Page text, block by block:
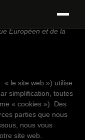
pour la dernière fois le
résidents
Européen et de la
« le site web ») utilise
simplification, toutes
« cookies »). Des
parties que nous
nous vous
site web.